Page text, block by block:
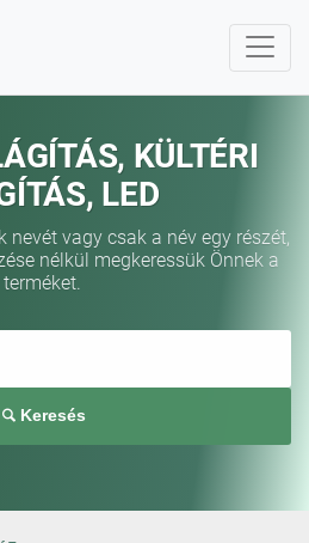
KÜLTÉRI
LED
vagy csak a név egy részét,
nélkül megkeressük Önnek a
terméket.
Keresés